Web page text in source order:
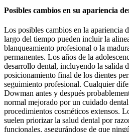
Posibles cambios en su apariencia
Los posibles cambios en la apariencia
largo del tiempo pueden incluir la
blanqueamiento profesional o la
permanentes. Los años de la
desarrollo dental, incluyendo la salida
posicionamiento final de los dientes
seguimiento profesional. Cualquier
Dowman antes y después
normal mejorado por un cuidado
procedimientos cosméticos extensos.
suelen priorizar la salud dental por
funcionales, asegurándose de que